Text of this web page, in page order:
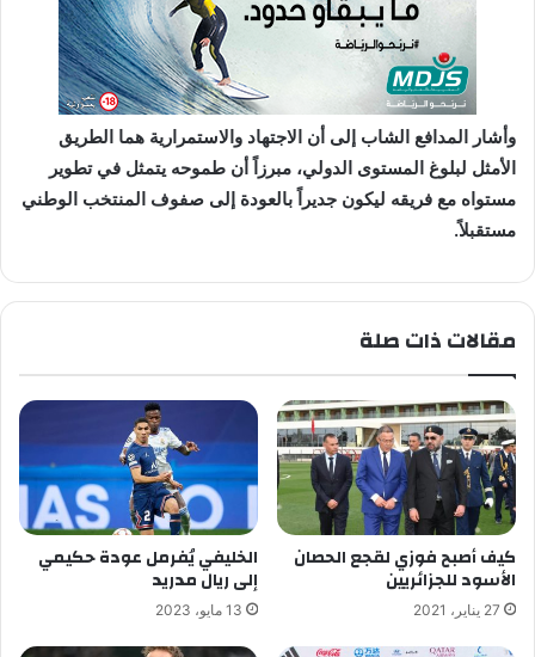
وأشار المدافع الشاب إلى أن الاجتهاد والاستمرارية هما الطريق
الأمثل لبلوغ المستوى الدولي، مبرزاً أن طموحه يتمثل فيتطوير
مستواه مع فريقه ليكون جديراً بالعودة إلى صفوف المنتخب الوطني
مستقبلاً.
مقالات ذات صلة
كيف أصبح فوزي لقجع الحصان
الأسود للجزائريين
27 يناير، 2021
الخليفي يُفرمل عودة حكيمي
إلى ريال مدريد
13 مايو، 2023